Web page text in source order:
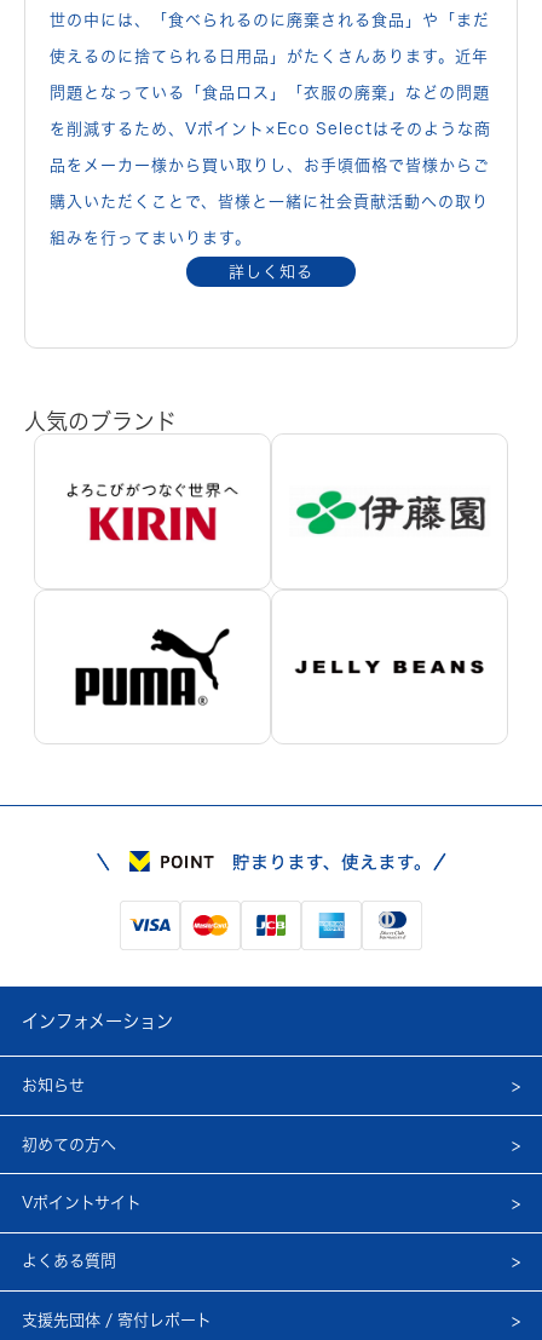
世の中には、「食べられるのに廃棄される食品」や「まだ
使えるのに捨てられる日用品」がたくさんあります。近年
問題となっている「食品ロス」「衣服の廃棄」などの問題
を削減するため、Vポイント×Eco Selectはそのような商
品をメーカー様から買い取りし、お手頃価格で皆様からご
購入いただくことで、皆様と一緒に社会貢献活動への取り
組みを行ってまいります。
詳しく知る
人気のブランド
インフォメーション
お知らせ
初めての方へ
Vポイントサイト
よくある質問
支援先団体 / 寄付レポート